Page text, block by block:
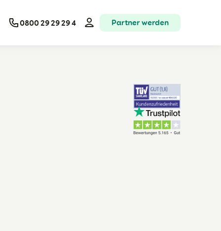
0800 29 29 29 4 Partner werden